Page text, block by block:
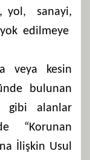
yol, sanayi,
edilmeye
veya kesin
bulunan
gibi alanlar
“Korunan
İlişkin Usul